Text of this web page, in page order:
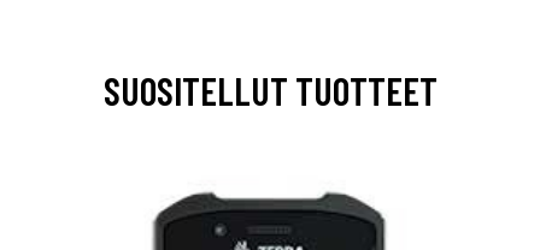
SUOSITELLUT TUOTTEET